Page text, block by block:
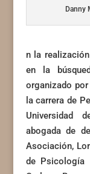
Danny
n la
en la
organizado
la carrera de
Universidad
abogada de
Asociación,
de Psicología